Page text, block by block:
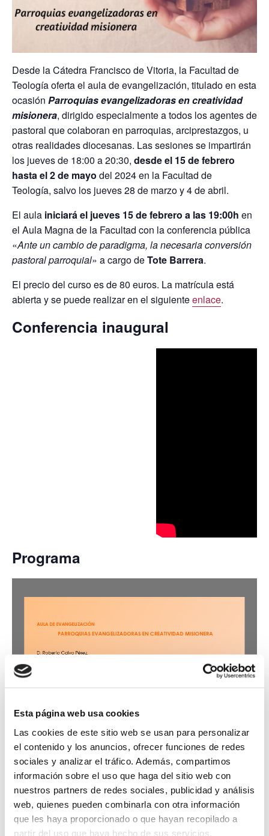
Esta página web usa cookies
Las cookies de este sitio web se usan para personalizar
el contenido y los anuncios, ofrecer funciones de redes
sociales y analizar el tráfico. Además, compartimos
información sobre el uso que haga del sitio web con
nuestros partners de redes sociales, publicidad y análisis
web, quienes pueden combinarla con otra información
que les haya proporcionado o que hayan recopilado a
partir del uso que haya hecho de sus servicios.
Desde la Cátedra Francisco de Vitoria, la Facultad de
Teología oferta el aula de evangelización, titulado en esta
ocasión Parroquias evangelizadoras en creatividad
misionera, dirigido especialmente a todos los agentes de
pastoral que colaboran en parroquias, arciprestazgos, u
otras realidades diocesanas. Las sesiones se impartirán
los jueves de 18:00 a 20:30, desde el 15 de febrero
hasta el 2 de mayo del 2024 en la Facultad de
Teología, salvo los jueves 28 de marzo y 4 de abril.
El aula iniciará el jueves 15 de febrero a las 19:00h en
el Aula Magna de la Facultad con la conferencia pública
«Ante un cambio de paradigma, la necesaria conversión
pastoral parroquial» a cargo deTote Barrera.
El precio del curso es de 80 euros. La matrícula está
abierta y se puede realizar en el siguienteenlace.
Conferencia inaugural
Programa